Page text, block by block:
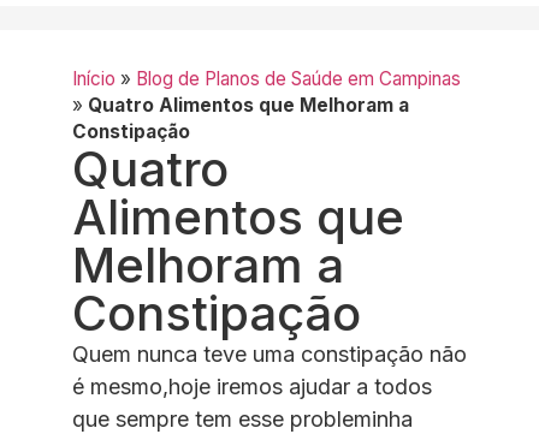
Início » Blog de Planos de Saúde em Campinas
» Quatro Alimentos que Melhoram a
Constipação
Quatro
Alimentos que
Melhoram a
Constipação
Quem nunca teve uma constipação não
é mesmo,hoje iremos ajudar a todos
que sempre tem esse probleminha